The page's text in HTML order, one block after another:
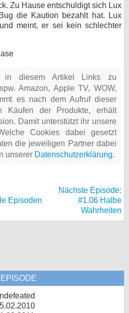
Zu Hause entschuldigt sich Lux
die Kaution bezahlt hat. Lux
meint, er sei kein schlechter
in diesem Artikel Links zu
Amazon, Apple TV, WOW,
es nach dem Aufruf dieser
Käufen der Produkte, erhält
Damit unterstützt ihr unsere
Cookies dabei gesetzt
die jeweiligen Partner dabei
unserer Datenschutzerklärung.
Episoden
Nächste Episode:
#1.06 Halbe
Wahrheiten